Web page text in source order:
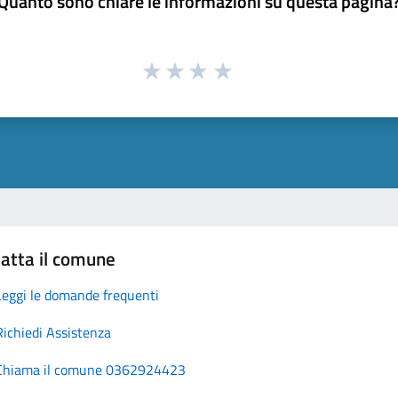
il comune
le domande frequenti
Assistenza
il comune 0362924423